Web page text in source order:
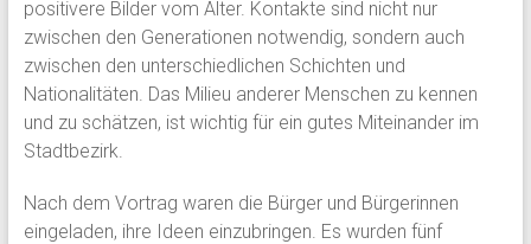
positivere Bilder vom Alter. Kontakte sind nicht nur
zwischen den Generationen notwendig, sondern auch
zwischen den unterschiedlichen Schichten und
Nationalitäten. Das Milieu anderer Menschen zu kennen
und zu schätzen, ist wichtig für ein gutes Miteinander im
Stadtbezirk.
Nach dem Vortrag waren die Bürger und Bürgerinnen
eingeladen, ihre Ideen einzubringen. Es wurden fünf